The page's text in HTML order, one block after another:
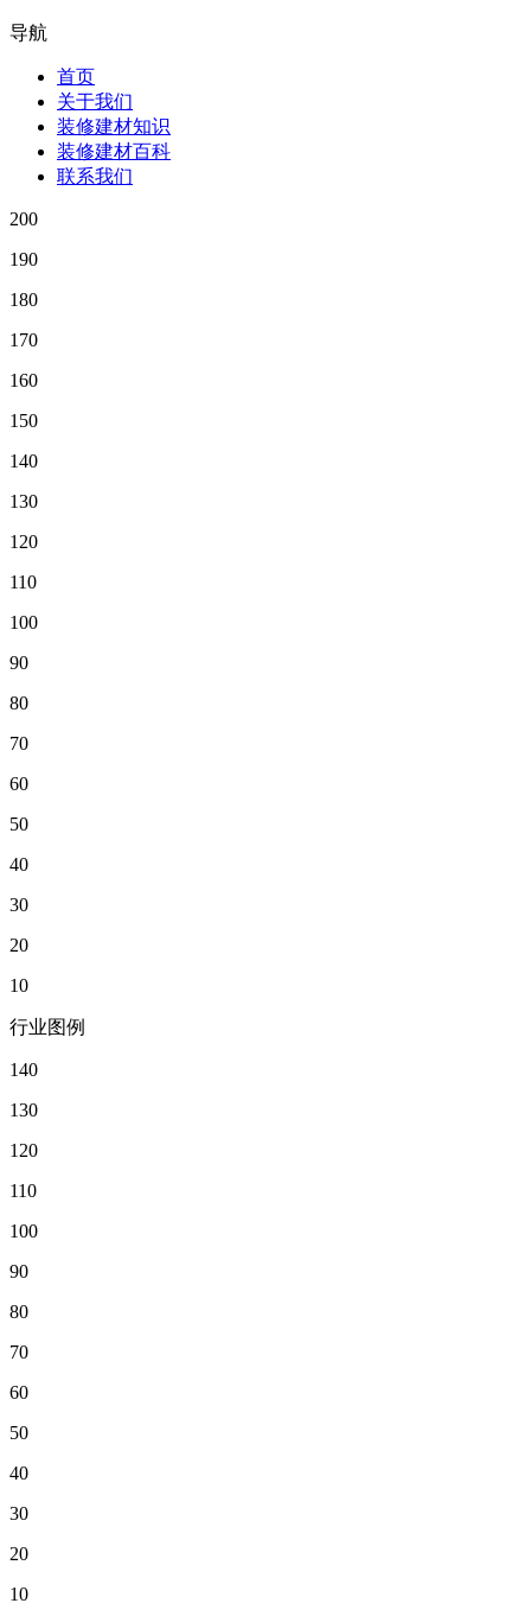
导航
首页
关于我们
装修建材知识
装修建材百科
联系我们
200
190
180
170
160
150
140
130
120
110
100
90
80
70
60
50
40
30
20
10
行业图例
140
130
120
110
100
90
80
70
60
50
40
30
20
10